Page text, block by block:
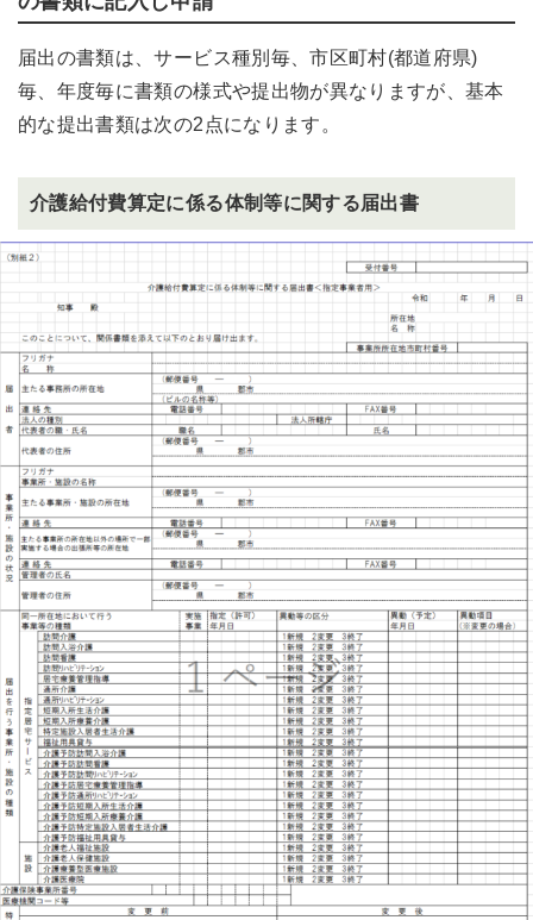
届出の書類は、サービス種別毎、市区町村(都道府県)
毎、年度毎に書類の様式や提出物が異なりますが、基本
的な提出書類は次の2点になります。
介護給付費算定に係る体制等に関する届出書